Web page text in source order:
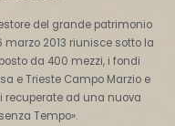
del grande patrimonio
marzo 2013 riunisce sotto la
da 400 mezzi, i fondi
e Trieste Campo Marzio e
recuperate ad una nuova
Tempo».